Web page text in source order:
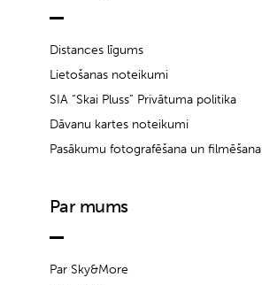
Distances līgums
Lietošanas noteikumi
SIA “Skai Pluss” Privātuma politika
Dāvanu kartes noteikumi
Pasākumu fotografēšana un filmēšana
Par mums
Par Sky&More